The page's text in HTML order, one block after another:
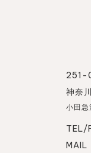
251-
神奈
小田急
MAIL